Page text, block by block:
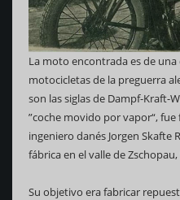
La moto encontrada es de una
motocicletas de la preguerra
son las siglas de Dampf-Kraft-
”coche movido por vapor“,
ingeniero danés Jorgen Skafte
fábrica en el valle de
Su objetivo era fabricar